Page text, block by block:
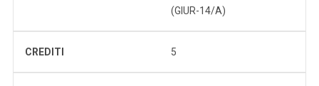
(GIUR-14/A)
CREDITI 5